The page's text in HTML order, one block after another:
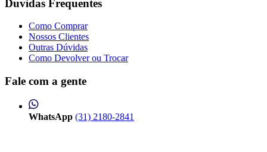
Duvidas Frequentes
Como Comprar
Nossos Clientes
Outras Dúvidas
Como Devolver ou Trocar
Fale com a gente
WhatsApp (31) 2180-2841